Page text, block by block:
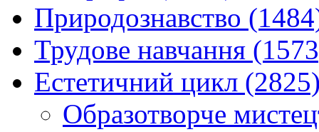
Природознавство
Трудове навчання
Естетичний цикл
Образотворче